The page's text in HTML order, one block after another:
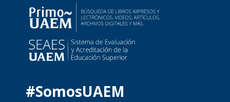
#SomosUAEM